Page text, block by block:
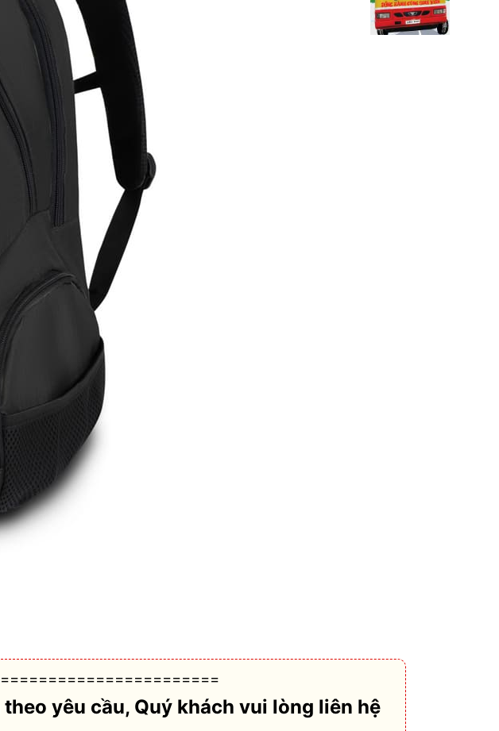
yêu cầu, Quý khách vui lòng liên hệ